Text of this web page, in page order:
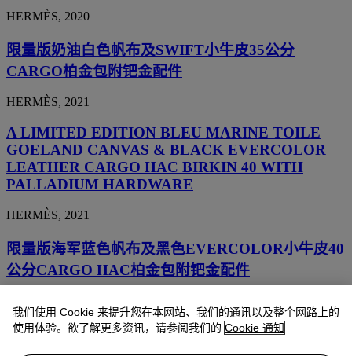
HERMÈS, 2020
限量版奶油白色帆布及SWIFT小牛皮35公分
CARGO柏金包附钯金配件
HERMÈS, 2021
A LIMITED EDITION BLEU MARINE TOILE
GOELAND CANVAS & BLACK EVERCOLOR
LEATHER CARGO HAC BIRKIN 40 WITH
PALLADIUM HARDWARE
HERMÈS, 2021
限量版海军蓝色帆布及黑色EVERCOLOR小牛皮40
公分CARGO HAC柏金包附钯金配件
A LIMITED EDITION SÉSAME TOILE
我们使用 Cookie 来提升您在本网站、我们的通讯以及整个网路上的
使用体验。欲了解更多资讯，请参阅我们的 Cookie 通知